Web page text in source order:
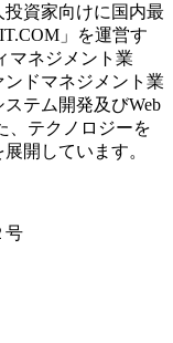
投資家向けに国内最
」を運営す
マネジメント業
ドマネジメント業
テム開発及びWeb
、テクノロジーを
開しています。
号